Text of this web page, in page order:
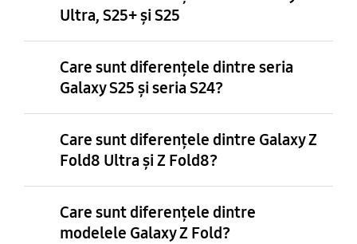
Ultra, S25+ și S25
Care sunt diferențele dintre seria
Galaxy S25 și seria S24?
Care sunt diferențele dintre Galaxy Z
Fold8 Ultra și Z Fold8?
Care sunt diferențele dintre
modelele Galaxy Z Fold?